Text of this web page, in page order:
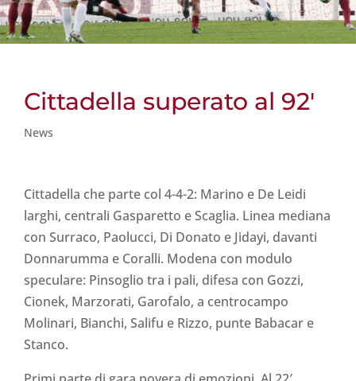
Cittadella superato al 92′
News
Cittadella che parte col 4-4-2: Marino e De Leidi
larghi, centrali Gasparetto e Scaglia. Linea mediana
con Surraco, Paolucci, Di Donato e Jidayi, davanti
Donnarumma e Coralli. Modena con modulo
speculare: Pinsoglio tra i pali, difesa con Gozzi,
Cionek, Marzorati, Garofalo, a centrocampo
Molinari, Bianchi, Salifu e Rizzo, punte Babacar e
Stanco.